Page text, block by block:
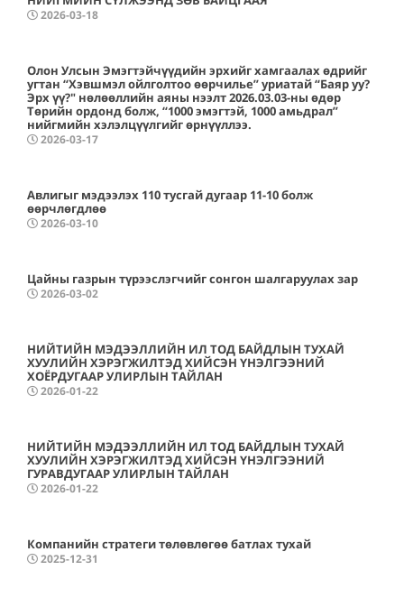
2026-03-18
Олон Улсын Эмэгтэйчүүдийн эрхийг хамгаалах өдрийг
угтан “Хэвшмэл ойлголтоо өөрчилье” уриатай “Баяр уу?
Эрх үү?" нөлөөллийн аяны нээлт 2026.03.03-ны өдөр
Төрийн ордонд болж, “1000 эмэгтэй, 1000 амьдрал”
нийгмийн хэлэлцүүлгийг өрнүүллээ.
2026-03-17
Авлигыг мэдээлэх 110 тусгай дугаар 11-10 болж
өөрчлөгдлөө
2026-03-10
Цайны газрын түрээслэгчийг сонгон шалгаруулах зар
2026-03-02
НИЙТИЙН МЭДЭЭЛЛИЙН ИЛ ТОД БАЙДЛЫН ТУХАЙ
ХУУЛИЙН ХЭРЭГЖИЛТЭД ХИЙСЭН ҮНЭЛГЭЭНИЙ
ХОЁРДУГААР УЛИРЛЫН ТАЙЛАН
2026-01-22
НИЙТИЙН МЭДЭЭЛЛИЙН ИЛ ТОД БАЙДЛЫН ТУХАЙ
ХУУЛИЙН ХЭРЭГЖИЛТЭД ХИЙСЭН ҮНЭЛГЭЭНИЙ
ГУРАВДУГААР УЛИРЛЫН ТАЙЛАН
2026-01-22
Компанийн стратеги төлөвлөгөө батлах тухай
2025-12-31